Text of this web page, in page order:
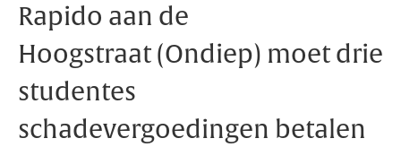
Rapido aan de
Hoogstraat (Ondiep) moet drie
studentes
schadevergoedingen betalen